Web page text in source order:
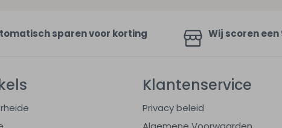
sparen voor korting Wij scoren een
Klantenservice
Privacy beleid